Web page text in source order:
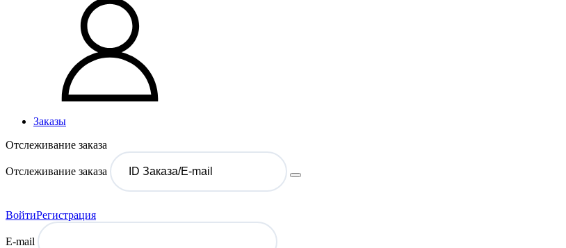
Заказы
Отслеживание заказа
Отслеживание заказа
ВойтиРегистрация
E-mail